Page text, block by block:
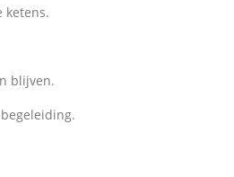
ketens.
blijven.